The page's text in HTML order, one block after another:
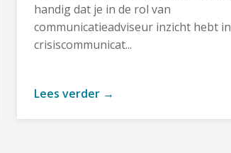
handig dat je in de rol van
communicatieadviseur inzicht hebt in
crisiscommunicat...
Lees verder →